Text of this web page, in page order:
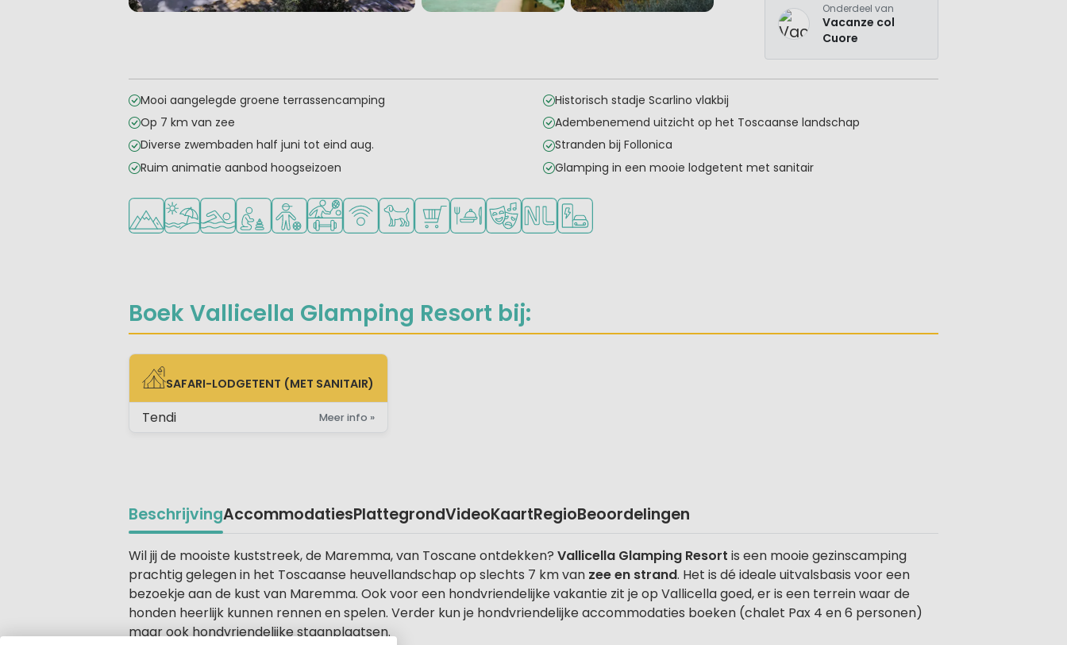
Onderdeel van
Vacanze col
Cuore
Mooi aangelegde groene terrassencamping
Op 7 km van zee
Diverse zwembaden half juni tot eind aug.
Ruim animatie aanbod hoogseizoen
Historisch stadje Scarlino vlakbij
Adembenemend uitzicht op het Toscaanse landschap
Stranden bij Follonica
Glamping in een mooie lodgetent met sanitair
Ligt in de heuvels/bergen
Ligt bij strand en zee
Openlucht zwembad
Aanbevolen voor jonge kinderen
Aanbevolen voor tieners
Veel mogelijkheden om te sporten
WiFi beschikbaar
Huisdieren toegestaan
Campingwinkel/Supermarkt
Restaurant of pizzeria
Animatieprogramma
Nederlandse eigenaar/beheerder
Laadpaal elektrische auto
Boek Vallicella Glamping Resort bij:
SAFARI-LODGETENT (MET SANITAIR)
SAFARI-LODGETENT (MET SANITAIR)
Tendi Meer info »
BeschrijvingAccommodatiesPlattegrondVideoKaartRegioBeoordelingen
Beschrijving
Wil jij de mooiste kuststreek, de Maremma, van Toscane ontdekken? Vallicella Glamping Resort is een mooie gezinscamping
prachtig gelegen in het Toscaanse heuvellandschap op slechts 7 km van zee en strand. Het is dé ideale uitvalsbasis voor een
bezoekje aan de kust van Maremma. Ook voor een hondvriendelijke vakantie zit je op Vallicella goed, er is een terrein waar de
honden heerlijk kunnen rennen en spelen. Verder kun je hondvriendelijke accommodaties boeken (chalet Pax 4 en 6 personen)
maar ook hondvriendelijke staanplaatsen.